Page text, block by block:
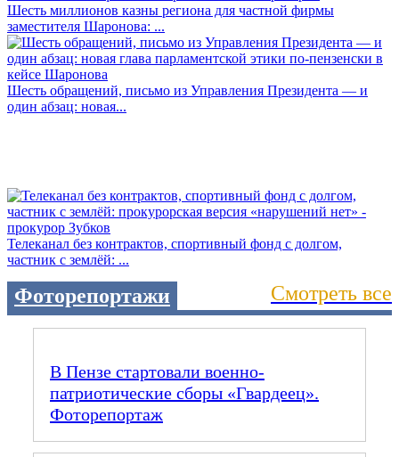
Шесть миллионов казны региона для частной фирмы
заместителя Шаронова: ...
Шесть обращений, письмо из Управления Президента — и
один абзац: новая...
Телеканал без контрактов, спортивный фонд с долгом,
частник с землёй: ...
Фоторепортажи Смотреть все
В Пензе стартовали военно-
патриотические сборы «Гвардеец».
Фоторепортаж